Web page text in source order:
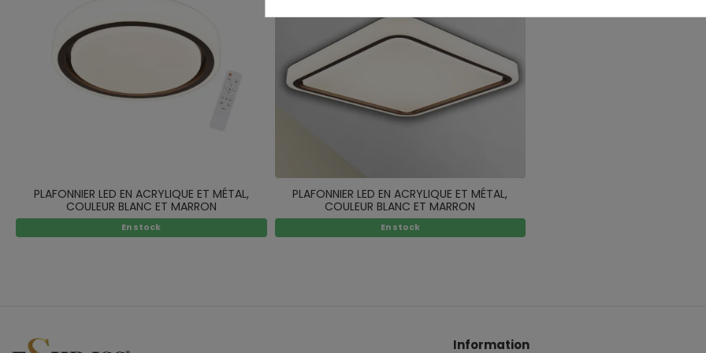
PLAFONNIER LED EN ACRYLIQUE ET MÉTAL,
COULEUR BLANC ET MARRON
En stock
PLAFONNIER LED EN ACRYLIQUE ET MÉTAL,
COULEUR BLANC ET MARRON
En stock
Information